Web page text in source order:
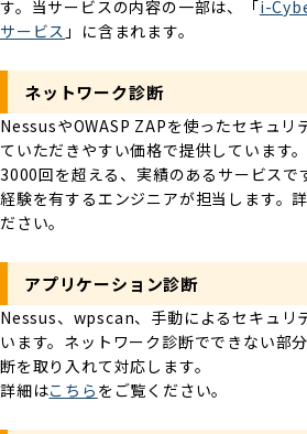
す。当サービスの内容の一部は、「i-
サービス 」に含まれます。
ネットワーク診断
NessusやOWASP ZAPを使ったセキュリ
ていただきやすい価格で提供しています
3000回を超える、実績のあるサービスで
経験を有するエンジニアが担当します。
ださい。
アプリケーション診断
Nessus、wpscan、手動によるセキュリ
います。ネットワーク診断でできない部
断を取り入れて対応します。
詳細はこちら をご覧ください。